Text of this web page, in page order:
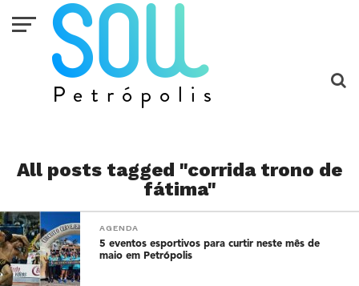
All posts tagged "corrida trono de
fátima"
AGENDA
5 eventos esportivos para curtir neste mês de
maio em Petrópolis